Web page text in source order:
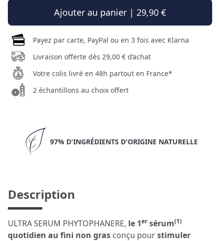
Ajouter au panier | 29,90 €
Payez par carte, PayPal ou en 3 fois avec Klarna
Livraison offerte dès 29,00 € d’achat
Votre colis livré en 48h partout en France*
2 échantillons au choix offert
97% D'INGRÉDIENTS D'ORIGINE NATURELLE
Description
ULTRA SERUM PHYTOPHANERE, le 1ersérum(1)
quotidien au fini non gras conçu pourstimuler